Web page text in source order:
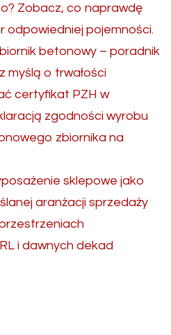
Zobacz, co naprawdę
odpowiedniej pojemności.
betonowy – poradnik
myślą o trwałości
certyfikat PZH w
zgodności wyrobu
zbiornika na
sklepowe jako
aranżacji sprzedaży
i dawnych dekad